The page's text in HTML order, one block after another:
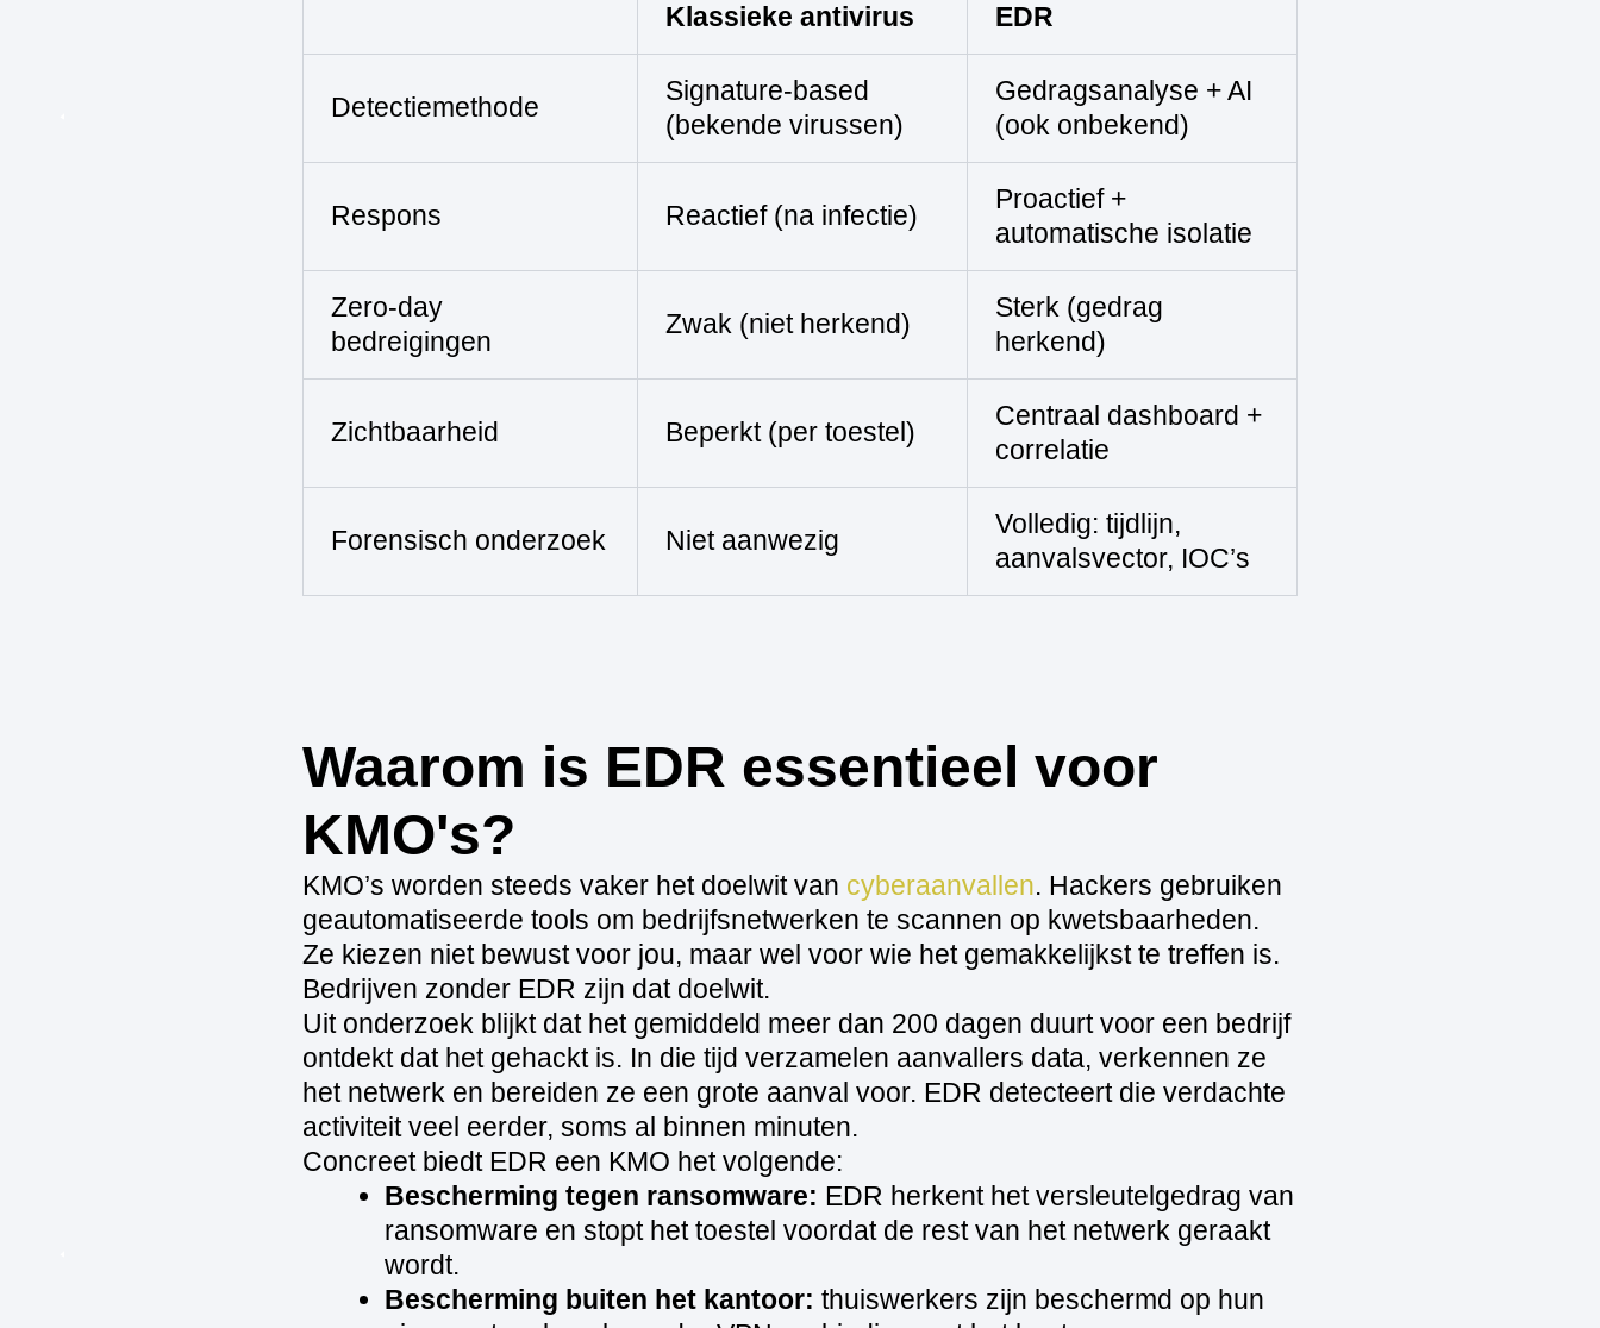
Klassieke antivirus EDR
Detectiemethode
Signature-based
(bekende virussen)
Gedragsanalyse + AI
(ook onbekend)
Respons Reactief (na infectie)
Proactief +
automatische isolatie
Zero-day
bedreigingen
Zwak (niet herkend)
Sterk (gedrag
herkend)
Zichtbaarheid Beperkt (per toestel)
Centraal dashboard +
correlatie
Forensisch onderzoek Niet aanwezig
Volledig: tijdlijn,
aanvalsvector, IOC’s
Waarom is EDR essentieel voor
KMO's?
KMO’s worden steeds vaker het doelwit van cyberaanvallen. Hackers gebruiken
geautomatiseerde tools om bedrijfsnetwerken te scannen op kwetsbaarheden.
Ze kiezen niet bewust voor jou, maar wel voor wie het gemakkelijkst te treffen is.
Bedrijven zonder EDR zijn dat doelwit.
Uit onderzoek blijkt dat het gemiddeld meer dan 200 dagen duurt voor een bedrijf
ontdekt dat het gehackt is. In die tijd verzamelen aanvallers data, verkennen ze
het netwerk en bereiden ze een grote aanval voor. EDR detecteert die verdachte
activiteit veel eerder, soms al binnen minuten.
Concreet biedt EDR een KMO het volgende:
Bescherming tegen ransomware: EDR herkent het versleutelgedrag van
ransomware en stopt het toestel voordat de rest van het netwerk geraakt
wordt.
Bescherming buiten het kantoor: thuiswerkers zijn beschermd op hun